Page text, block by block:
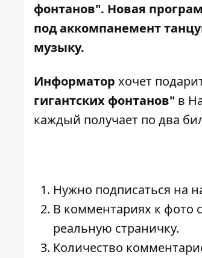
фонтанов". Новая
под аккомпанемент
музыку.
Информатор хочет
гигантских фонтанов" в
каждый получает по два
Нужно подписаться на
В комментариях к фото
реальную страничку.
Количество